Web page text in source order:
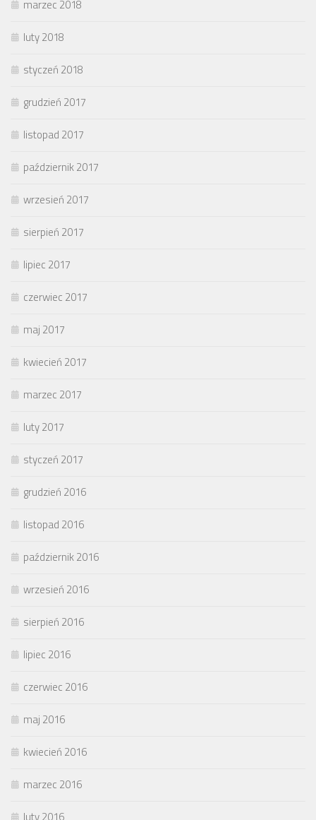
marzec 2018
luty 2018
styczeń 2018
grudzień 2017
listopad 2017
październik 2017
wrzesień 2017
sierpień 2017
lipiec 2017
czerwiec 2017
maj 2017
kwiecień 2017
marzec 2017
luty 2017
styczeń 2017
grudzień 2016
listopad 2016
październik 2016
wrzesień 2016
sierpień 2016
lipiec 2016
czerwiec 2016
maj 2016
kwiecień 2016
marzec 2016